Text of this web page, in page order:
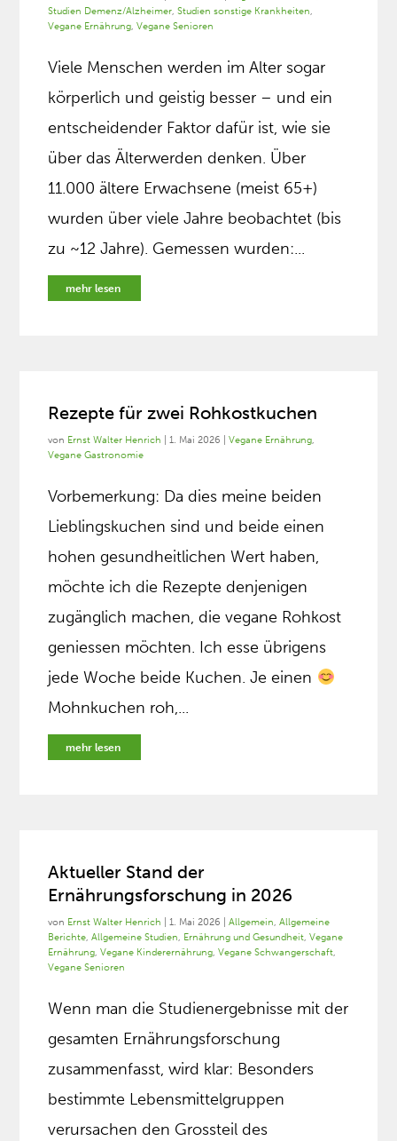
Studien Demenz/Alzheimer,Studien sonstige Krankheiten,
Vegane Ernährung,Vegane Senioren
Viele Menschen werden im Alter sogar
körperlich und geistig besser – und ein
entscheidender Faktor dafür ist, wie sie
über das Älterwerden denken. Über
11.000 ältere Erwachsene (meist 65+)
wurden über viele Jahre beobachtet (bis
zu ~12 Jahre). Gemessen wurden:...
mehr lesen
Rezepte für zwei Rohkostkuchen
von Ernst Walter Henrich |1. Mai 2026 |Vegane Ernährung,
Vegane Gastronomie
Vorbemerkung: Da dies meine beiden
Lieblingskuchen sind und beide einen
hohen gesundheitlichen Wert haben,
möchte ich die Rezepte denjenigen
zugänglich machen, die vegane Rohkost
geniessen möchten. Ich esse übrigens
jede Woche beide Kuchen. Je einen
Mohnkuchen roh,...
mehr lesen
Aktueller Stand der
Ernährungsforschung in 2026
von Ernst Walter Henrich |1. Mai 2026 |Allgemein,Allgemeine
Berichte,Allgemeine Studien, Ernährung und Gesundheit,Vegane
Ernährung,Vegane Kinderernährung,Vegane Schwangerschaft,
Vegane Senioren
Wenn man die Studienergebnisse mit der
gesamten Ernährungsforschung
zusammenfasst, wird klar: Besonders
bestimmte Lebensmittelgruppen
verursachen den Grossteil des